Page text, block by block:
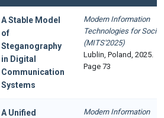
A Stable Model
of
Steganography
in Digital
Communication
Systems
Modern Information
Technologies for
(MITS'2025)
Lublin, Poland, 2025.
Page 73
A Unified
Modern Information